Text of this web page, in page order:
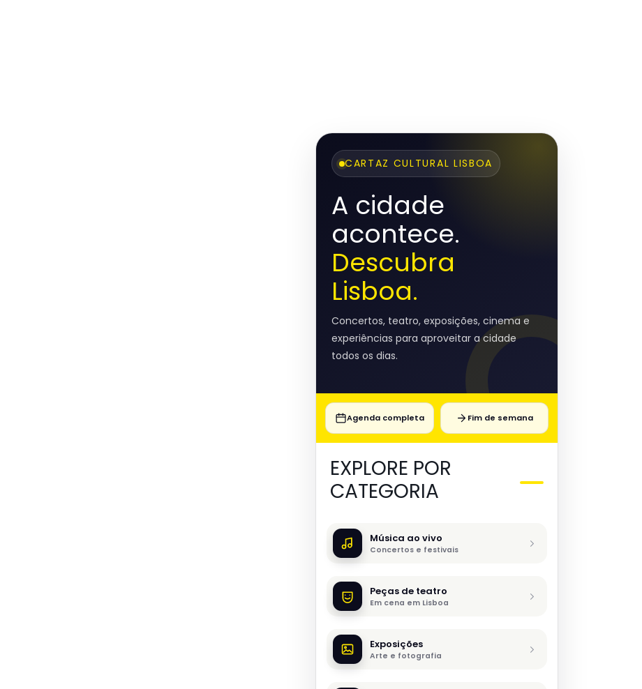
CARTAZ CULTURAL LISBOA
A cidade
acontece.
Descubra
Lisboa.
Concertos, teatro, exposições, cinema e
experiências para aproveitar a cidade
todos os dias.
Agenda completa Fim de semana
EXPLORE POR
CATEGORIA
Música ao vivo
Concertos e festivais
Peças de teatro
Em cena em Lisboa
Exposições
Arte e fotografia